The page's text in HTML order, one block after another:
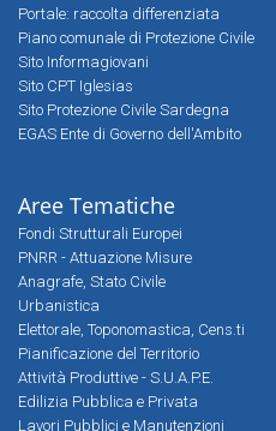
Portale: raccolta differenziata
Piano comunale di Protezione Civile
Sito Informagiovani
Sito CPT Iglesias
Sito Protezione Civile Sardegna
EGAS Ente di Governo dell'Ambito
Aree Tematiche
Fondi Strutturali Europei
PNRR - Attuazione Misure
Anagrafe, Stato Civile
Urbanistica
Elettorale, Toponomastica, Cens.ti
Pianificazione del Territorio
Attività Produttive - S.U.A.P.E.
Edilizia Pubblica e Privata
Lavori Pubblici e Manutenzioni